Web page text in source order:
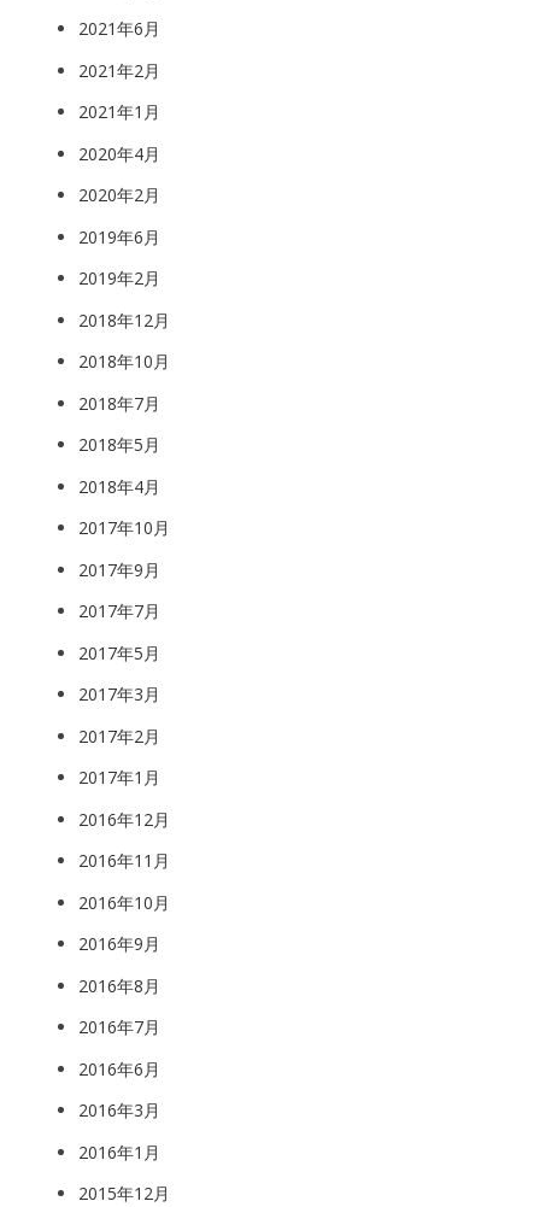
2021年6月
2021年2月
2021年1月
2020年4月
2020年2月
2019年6月
2019年2月
2018年12月
2018年10月
2018年7月
2018年5月
2018年4月
2017年10月
2017年9月
2017年7月
2017年5月
2017年3月
2017年2月
2017年1月
2016年12月
2016年11月
2016年10月
2016年9月
2016年8月
2016年7月
2016年6月
2016年3月
2016年1月
2015年12月